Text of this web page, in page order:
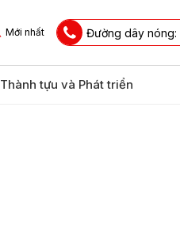
Mới nhất Đường dây nóng:
Thành tựu và Phát triển